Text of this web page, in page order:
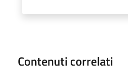
Contenuti correlati